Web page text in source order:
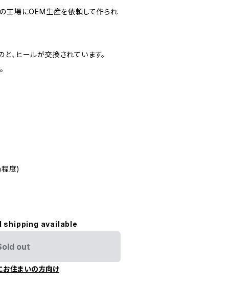
の工場にOEM生産を依頼して作られ
、ヒールが交換されています。
度)
shipping available
out
お住まいの方向け